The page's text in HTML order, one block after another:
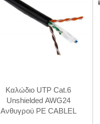
Καλώδιο UTP Cat.6
Unshielded AWG24
Ανθυγρού PE CABLEL